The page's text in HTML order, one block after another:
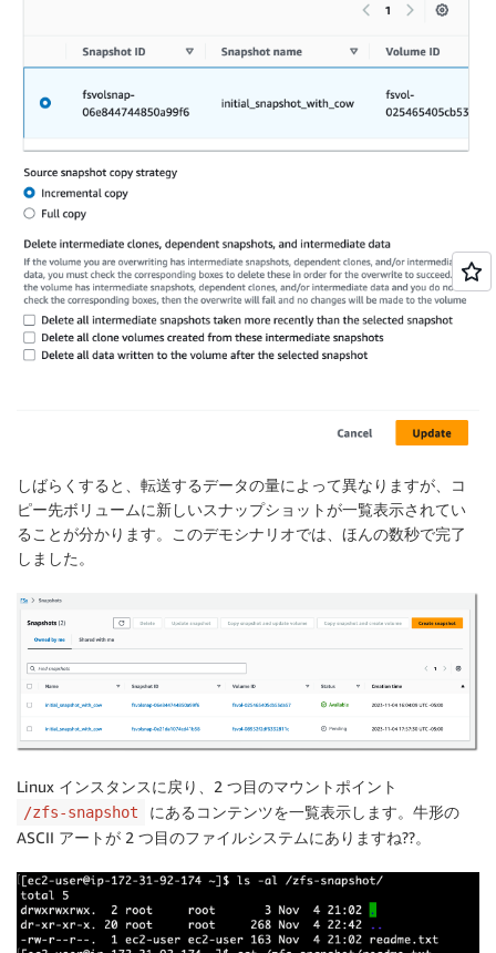
しばらくすると、転送するデータの量によって異なりますが、コ
ピー先ボリュームに新しいスナップショットが一覧表示されてい
ることが分かります。このデモシナリオでは、ほんの数秒で完了
しました。
Linux インスタンスに戻り、2 つ目のマウントポイント
/zfs-snapshot
にあるコンテンツを一覧表示します。牛形の
ASCII アートが 2 つ目のファイルシステムにありますね??。